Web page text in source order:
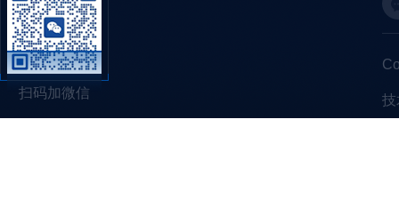
扫码加微信 技